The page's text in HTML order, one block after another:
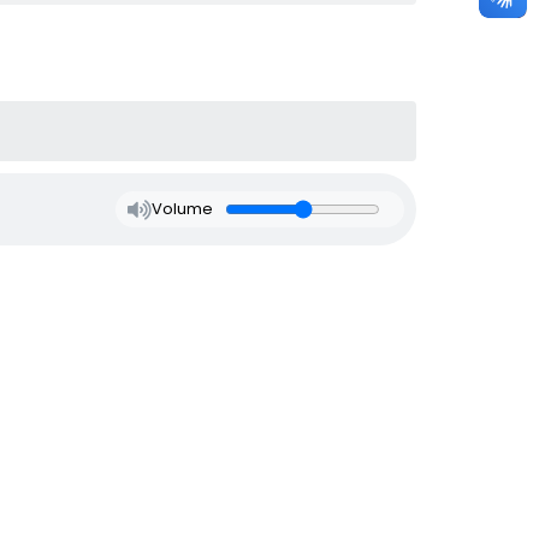
Volume